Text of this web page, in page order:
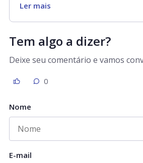
Ler mais
Tem algo a dizer?
Deixe seu comentário e vamos
0
Nome
E-mail